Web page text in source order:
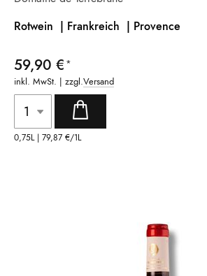
Rotwein | Frankreich | Provence
59,90 €
inkl. MwSt. | zzgl.Versand
0,75L | 79,87 €/1L